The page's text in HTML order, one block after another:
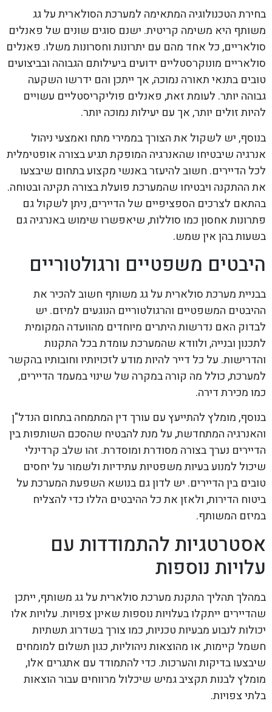
בחירת הטכנולוגיה המתאימה למערכת הסולארית על גג
משותף היא משימה קריטית. ישנם סוגים שונים של פאנלים
סולאריים, כל אחד מהם עם יתרונות וחסרונות משלו. פאנלים
סולאריים מונוקרסטליים ידועים ביעילותם הגבוהה ובביצועים
טובים בתנאי תאורה נמוכה, אך ייתכן והם ידרשו השקעה
גבוהה יותר. לעומת זאת, פאנלים פוליקריסטליים עשויים
להיות זולים יותר, אך עם יעילות נמוכה יותר.
בנוסף, יש לשקול את הצורך בממירי מתח ואמצעי ניהול
אנרגיה שיבטיחו שהאנרגיה המופקת תגיע בצורה אופטימלית
לכל הדיירים. חשוב להיעזר באנשי מקצוע בתחום שיבצעו
את ההתקנה ויבטיחו שהמערכת פועלת בצורה תקינה ובטוחה.
בהתאם לצרכים הספציפיים של הדיירים, ניתן לשקול גם
פתרונות אחסון כמו סוללות, שיאפשרו שימוש באנרגיה גם
בשעות בהן אין שמש.
היבטים משפטיים ורגולטוריים
בבניית מערכת סולארית על גג משותף חשוב להכיר את
ההיבטים המשפטיים והרגולטוריים הנוגעים למיזם. יש
לבדוק האם נדרשות היתרים מיוחדים מהוועדה המקומית
לתכנון ובנייה, ולוודא שהמערכת עומדת בכל התקנות
והדרישות. על כל דייר להיות מודע לזכויותיו וחובותיו בהקשר
למערכת, כולל מה קורה במקרה של שינוי במעמד הדיירים,
כמו מכירת דירה.
בנוסף, מומלץ להתייעץ עם עורך דין המתמחה בתחום הנדל"ן
והאנרגיה המתחדשת, על מנת להבטיח שהסכם השותפות בין
הדיירים נערך בצורה מסודרת ומוסדרת. זהו שלב קרדינלי
שיכול למנוע בעיות משפטיות עתידיות ולשמור על יחסים
טובים בין הדיירים. יש לדון גם בנושא השפעת המערכת על
ביטוח הדירות, ולאזן את כל ההיבטים הללו כדי להצליח
במיזם המשותף.
אסטרטגיות להתמודדות עם
עלויות נוספות
במהלך תהליך התקנת מערכת סולארית על גג משותף, ייתכן
שהדיירים ייתקלו בעלויות נוספות שאינן צפויות. עלויות אלו
יכולות לנבוע מבעיות טכניות, כמו צורך בשדרוג תשתיות
חשמל קיימות, או מהוצאות ניהוליות, כגון תשלום למומחים
שיבצעו בדיקות והערכות. כדי להתמודד עם אתגרים אלו,
מומלץ לבנות תקציב גמיש שיכלול מרווחים עבור הוצאות
בלתי צפויות.